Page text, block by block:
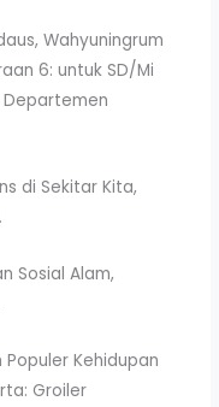
Wahyuningrum
6: untuk SD/Mi
Departemen
di Sekitar Kita,
Sosial Alam,
Kehidupan
Groiler